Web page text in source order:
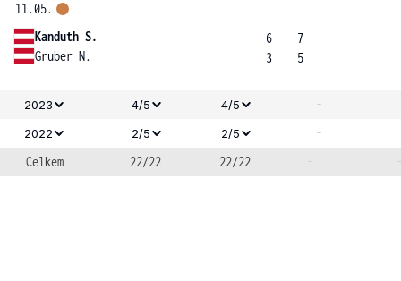
11.05.
Kanduth S.
Gruber N.
6
3
7
5
2023 4/5 4/5 -
2022 2/5 2/5
-
Celkem
22/22 22/22 -